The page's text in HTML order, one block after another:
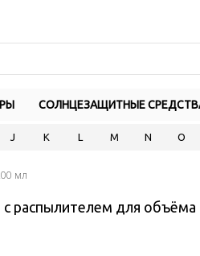
СОЛНЦЕЗАЩИТНЫЕ
J K L M N O
мл
распылителем для объёма